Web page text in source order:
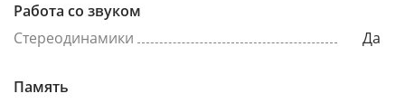
Работа со звуком
Стереодинамики
Да
Память